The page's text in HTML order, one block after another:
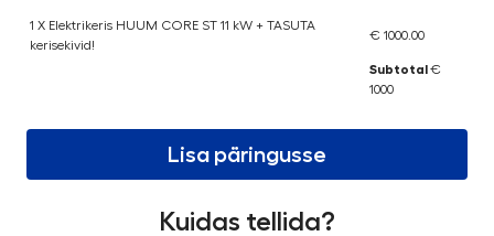
1 X Elektrikeris HUUM CORE ST 11 kW + TASUTA
kerisekivid!
€ 1000.00
Subtotal€
1000
Lisa päringusse
Kuidas tellida?